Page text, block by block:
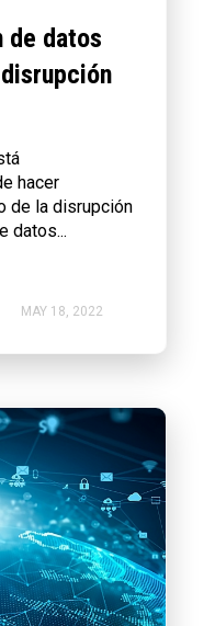
de datos
hacer
de la disrupción
datos...
MAY 18, 2022